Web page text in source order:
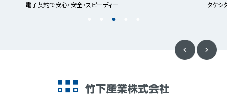
電子契約で安心・安全・スピーディー タケシ